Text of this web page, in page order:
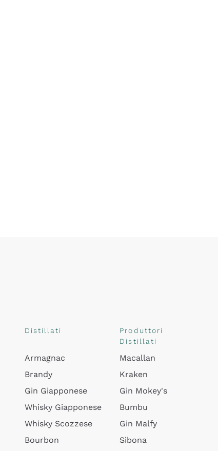
Distillati
Armagnac
Brandy
Gin Giapponese
Whisky Giapponese
Whisky Scozzese
Bourbon
Produttori
Distillati
Macallan
Kraken
Gin Mokey's
Bumbu
Gin Malfy
Sibona